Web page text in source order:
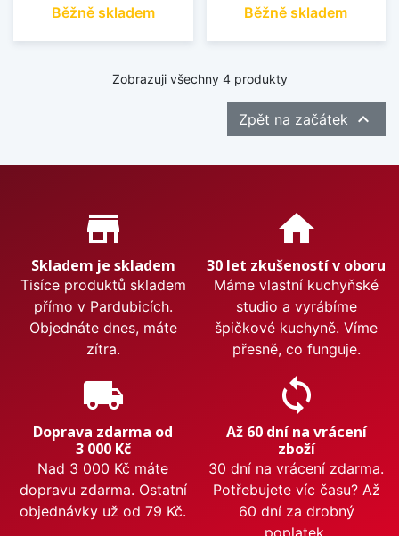
Běžně skladem Běžně skladem
Zobrazuji všechny 4 produkty
Zpět na začátek 
Proč nakupovat u nás?
store_mall_directory
Skladem je skladem
Tisíce produktů skladem
přímo v Pardubicích.
Objednáte dnes, máte
zítra.
home
30 let zkušeností v oboru
Máme vlastní kuchyňské
studio a vyrábíme
špičkové kuchyně. Víme
přesně, co funguje.
local_shipping
Doprava zdarma od
3 000 Kč
Nad 3 000 Kč máte
dopravu zdarma. Ostatní
objednávky už od 79 Kč.
sync
Až 60 dní na vrácení
zboží
30 dní na vrácení zdarma.
Potřebujete víc času? Až
60 dní za drobný
poplatek.